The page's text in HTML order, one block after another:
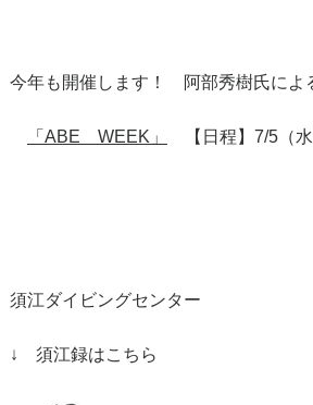
今年も開催します！ 阿部秀樹氏によ
「ABE WEEK」 【日程】7/5（水
須江ダイビングセンター
↓ 須江録はこちら